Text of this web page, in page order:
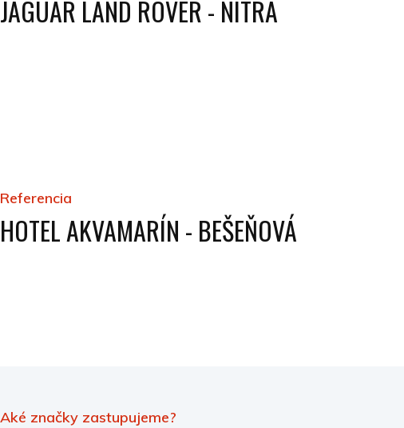
JAGUAR LAND ROVER - NITRA
Referencia
HOTEL AKVAMARÍN - BEŠEŇOVÁ
Aké značky zastupujeme?